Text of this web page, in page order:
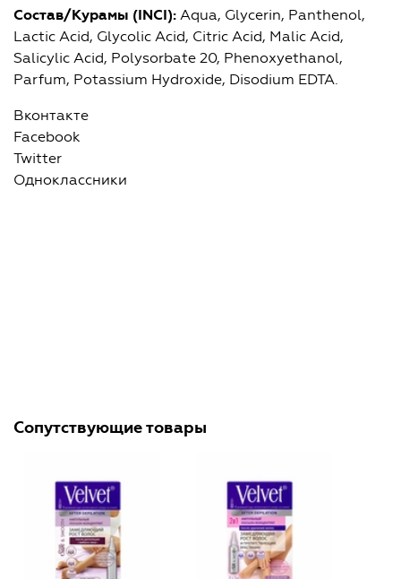
Состав/Курамы (INCI): Aqua, Glycerin, Panthenol,
Lactic Acid, Glycolic Acid, Citric Acid, Malic Acid,
Salicylic Acid, Polysorbate 20, Phenoxyethanol,
Parfum, Potassium Hydroxide, Disodium EDTA.
Вконтакте
Facebook
Twitter
Одноклассники
Сопутствующие товары